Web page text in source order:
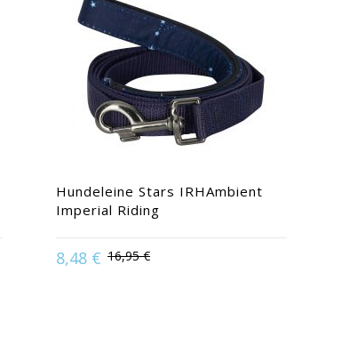
Hundeleine Stars IRHAmbient
Imperial Riding
8,48 € 16,95 €
Available in: